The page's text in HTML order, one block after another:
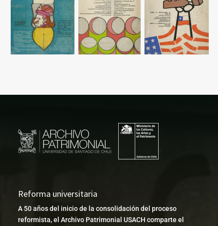
Reforma universitaria
A 50 años del inicio de la consolidación del proceso
reformista, el Archivo Patrimonial USACH comparte el